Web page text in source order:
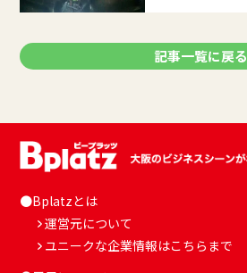
記事一覧に戻る
●Bplatzとは
運営元について
ユニークな企業情報はこちらまで